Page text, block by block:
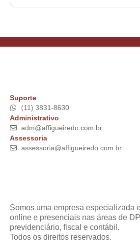
Suporte
(11) 3831-8630
Administrativo
adm@affigueiredo.com.br
Assessoria
assessoria@affigueiredo.com.br
Somos uma empresa especializada
online e presenciais nas áreas de
previdenciário, fiscal e contábil.
Todos os direitos reservados.